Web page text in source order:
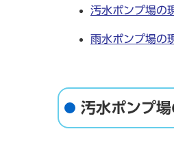
汚水ポンプ場の
雨水ポンプ場の
汚水ポンプ